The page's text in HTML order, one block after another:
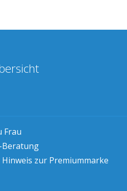
Frau
Hinweis zur Premiummarke